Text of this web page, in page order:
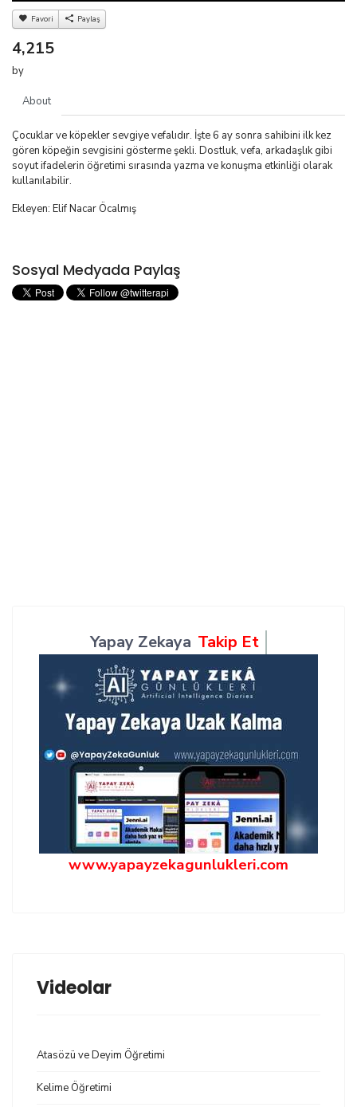
Favori Paylaş
4,215
by
About
Çocuklar ve köpekler sevgiye vefalıdır. İşte 6 ay sonra sahibini ilk kez
gören köpeğin sevgisini gösterme şekli. Dostluk, vefa, arkadaşlık gibi
soyut ifadelerin öğretimi sırasında yazma ve konuşma etkinliği olarak
kullanılabilir.
Ekleyen: Elif Nacar Öcalmış
Sosyal Medyada Paylaş
Yapay Zekaya Takip Et
www.yapayzekagunlukleri.com
Videolar
Atasözü ve Deyim Öğretimi
Kelime Öğretimi